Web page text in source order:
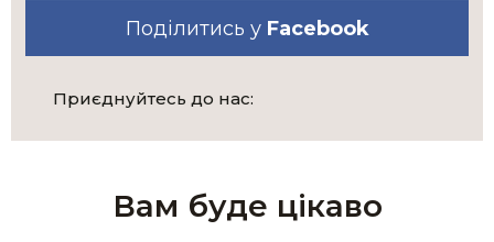
Поділитись у Facebook
Приєднуйтесь до нас:
Вам буде цікаво